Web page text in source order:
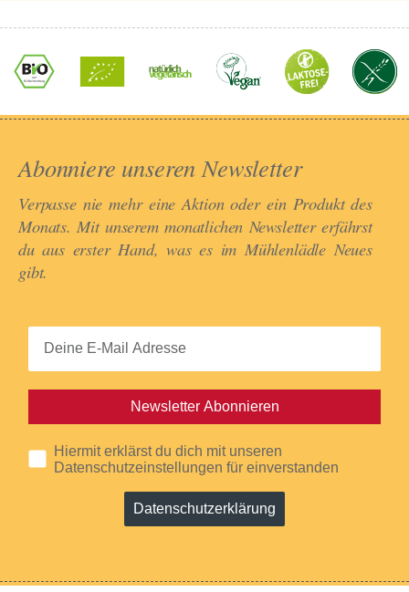
Abonniere unseren Newsletter​
Verpasse nie mehr eine Aktion oder ein Produkt des
Monats. Mit unserem monatlichen Newsletter erfährst
du aus erster Hand, was es im Mühlenlädle Neues
gibt.​
Newsletter Abonnieren
Hiermit erklärst du dich mit unseren
Datenschutzeinstellungen für einverstanden
Datenschutzerklärung